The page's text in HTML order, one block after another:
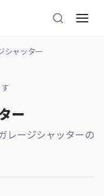
シャッター
ー
レージシャッターの